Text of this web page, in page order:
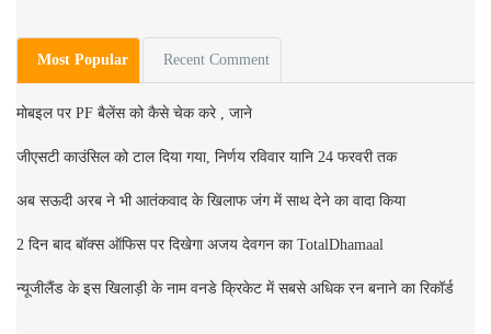
Most Popular Recent Comment
मोबइल पर PF बैलेंस को कैसे चेक करे , जाने
जीएसटी काउंसिल को टाल दिया गया, निर्णय रविवार यानि 24 फरवरी तक
अब सऊदी अरब ने भी आतंकवाद के खिलाफ जंग में साथ देने का वादा किया
2 दिन बाद बॉक्स ऑफिस पर दिखेगा अजय देवगन का TotalDhamaal
न्यूजीलैंड के इस खिलाड़ी के नाम वनडे क्रिकेट में सबसे अधिक रन बनाने का रिकॉर्ड